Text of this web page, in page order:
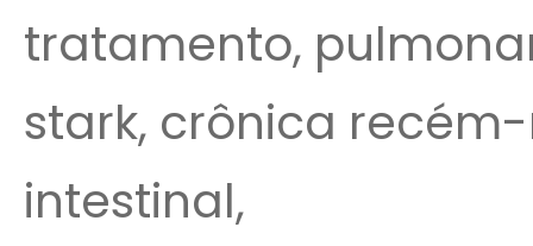
tratamento,
stark, crônica
intestinal,